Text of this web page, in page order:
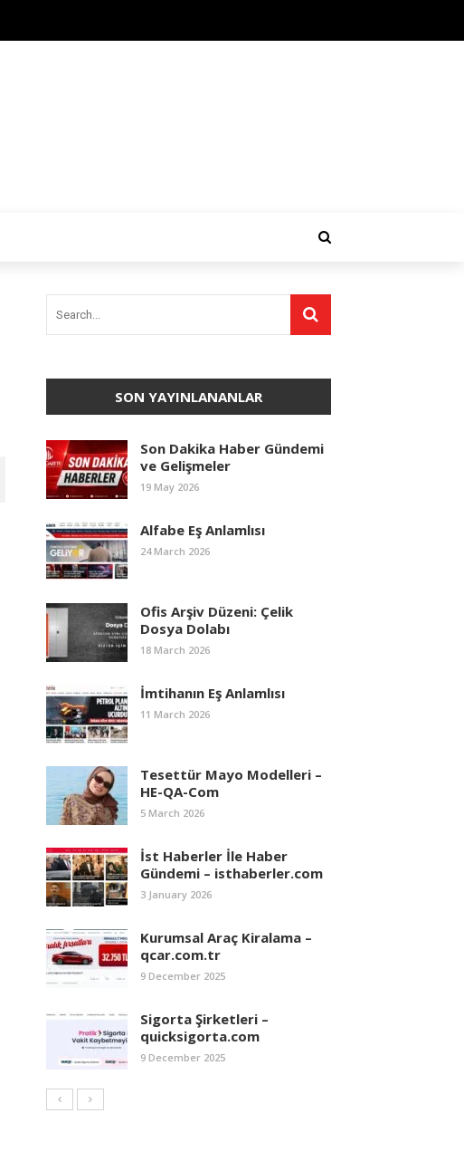
SON YAYINLANANLAR
Son Dakika Haber Gündemi
ve Gelişmeler
19 May 2026
Alfabe Eş Anlamlısı
24 March 2026
Ofis Arşiv Düzeni: Çelik
Dosya Dolabı
18 March 2026
İmtihanın Eş Anlamlısı
11 March 2026
Tesettür Mayo Modelleri –
HE-QA-Com
5 March 2026
İst Haberler İle Haber
Gündemi – isthaberler.com
3 January 2026
Kurumsal Araç Kiralama –
qcar.com.tr
9 December 2025
Sigorta Şirketleri –
quicksigorta.com
9 December 2025